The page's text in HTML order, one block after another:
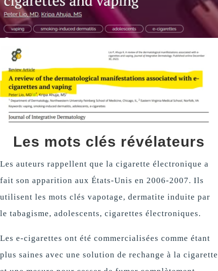
Les mots clés révélateurs
Les auteurs rappellent que la cigarette électronique a
fait son apparition aux États-Unis en 2006-2007. Ils
utilisent les mots clés vapotage, dermatite induite par
le tabagisme, adolescents, cigarettes électroniques.
Les e-cigarettes ont été commercialisées comme étant
plus saines avec une solution de rechange à la cigarette